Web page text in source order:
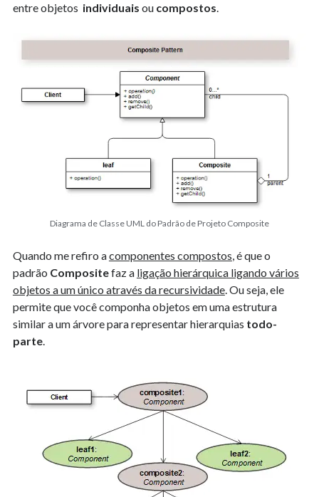
Estatística
Fluência Inglês
Fundamentos de Software
Machine Learning
Matemática
Sistemas de Numeração
sources
Tecnologia e Sociedade
Uncategorized
entre objetos individuais ou compostos.
Diagrama de Classe UML do Padrão de Projeto Composite
Quando me refiro acomponentes compostos, é que o
padrão Compositefaz a ligação hierárquica ligando vários
objetos a um único através da recursividade. Ou seja, ele
permite que você componha objetos em uma estrutura
similar a um árvore para representar hierarquias todo-
parte.